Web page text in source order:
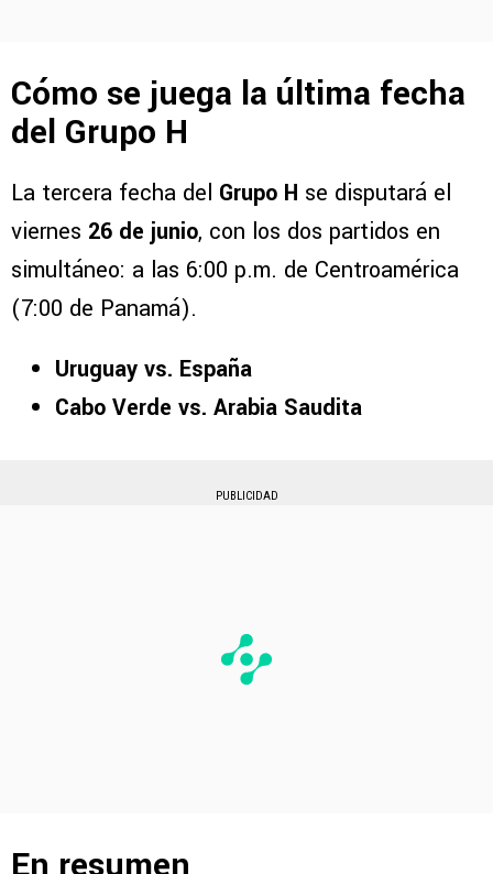
Cómo se juega la última fecha
del Grupo H
La tercera fecha del Grupo H se disputará el
viernes 26 de junio, con los dos partidos en
simultáneo: a las 6:00 p.m. de Centroamérica
(7:00 de Panamá).
Uruguay vs. España
Cabo Verde vs. Arabia Saudita
PUBLICIDAD